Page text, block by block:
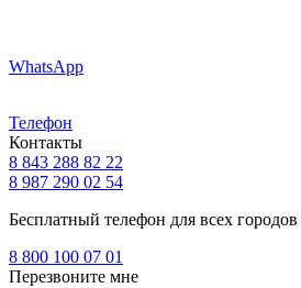
WhatsApp
Телефон
Контакты
8 843 288 82 22
8 987 290 02 54
Бесплатный телефон для всех
8 800 100 07 01
Перезвоните мне